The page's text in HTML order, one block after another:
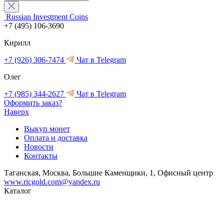
Russian Investment Coins
+7 (495) 106-3690
Кирилл
+7 (926) 306-7474
Чат в Telegram
Олег
+7 (985) 344-2627
Чат в Telegram
Оформить заказ?
Наверх
Выкуп монет
Оплата и доставка
Новости
Контакты
Таганская, Москва, Большие Каменщики, 1, Офисный центр
www.ricgold.com@yandex.ru
Каталог